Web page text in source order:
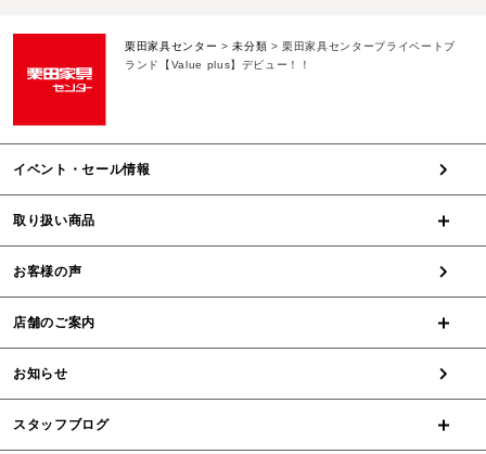
栗田家具センター >未分類 >栗田家具センタープライベートブ
ランド【Value plus】デビュー！！
イベント・セール情報
取り扱い商品
お客様の声
店舗のご案内
お知らせ
スタッフブログ